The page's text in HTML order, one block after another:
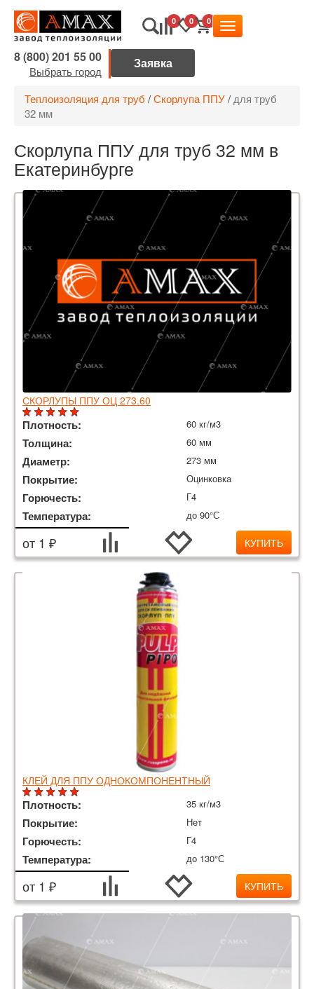
0 0 0
8 (800) 201 55 00
Выбрать город
Теплоизоляция для труб /Скорлупа ППУ/ для труб
32 мм
Скорлупа ППУ для труб 32 мм в
Екатеринбурге
СКОРЛУПЫ ППУ ОЦ 273.60
Плотность: 60 кг/м3
Толщина: 60 мм
Диаметр: 273 мм
Покрытие: Оцинковка
Горючесть: Г4
Температура: до 90°С
от 1 ₽ КУПИТЬ
КЛЕЙ ДЛЯ ППУ ОДНОКОМПОНЕНТНЫЙ
Плотность: 35 кг/м3
Покрытие: Нет
Горючесть: Г4
Температура: до 130°С
от 1 ₽ КУПИТЬ